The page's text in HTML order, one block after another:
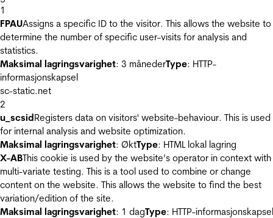
1
FPAUAssigns a specific ID to the visitor. This allows the website to
determine the number of specific user-visits for analysis and
statistics.
Maksimal lagringsvarighet: 3 månederType: HTTP-
informasjonskapsel
sc-static.net
2
u_scsidRegisters data on visitors' website-behaviour. This is used
for internal analysis and website optimization.
Maksimal lagringsvarighet: ØktType: HTML lokal lagring
X-ABThis cookie is used by the website’s operator in context with
multi-variate testing. This is a tool used to combine or change
content on the website. This allows the website to find the best
variation/edition of the site.
Maksimal lagringsvarighet: 1 dagType: HTTP-informasjonskapsel